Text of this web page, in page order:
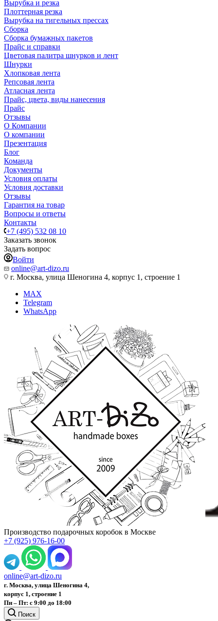
Вырубка и резка
Плоттерная резка
Вырубка на тигельных прессах
Сборка
Сборка бумажных пакетов
Прайс и справки
Цветовая палитра шнурков и лент
Шнурки
Хлопковая лента
Репсовая лента
Атласная лента
Прайс, цвета, виды нанесения
Прайс
Отзывы
О Компании
О компании
Презентация
Блог
Команда
Документы
Условия оплаты
Условия доставки
Отзывы
Гарантия на товар
Вопросы и ответы
Контакты
+7 (495) 532 08 10
Заказать звонок
Задать вопрос
Войти
online@art-dizo.ru
г. Москва, улица Шеногина 4, корпус 1, строение 1
MAX
Telegram
WhatsApp
Производство подарочных коробок в Москве
+7 (925) 976-16-00
online@art-dizo.ru
г. Москва, улица Шеногина 4,
корпус 1, строение 1
Пн – Пт: с 9:00 до 18:00
Поиск